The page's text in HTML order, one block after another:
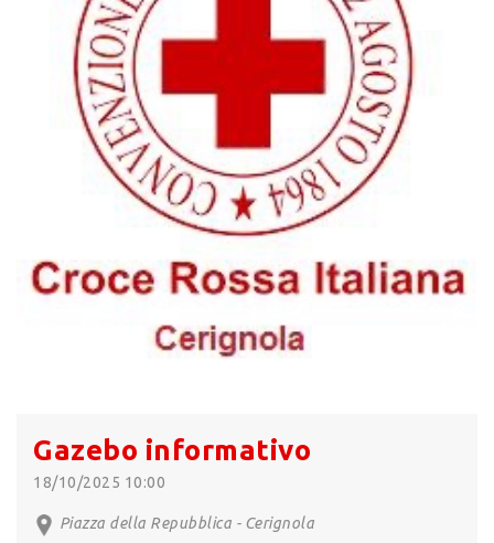
Gazebo informativo
18/10/2025 10:00
Piazza della Repubblica - Cerignola